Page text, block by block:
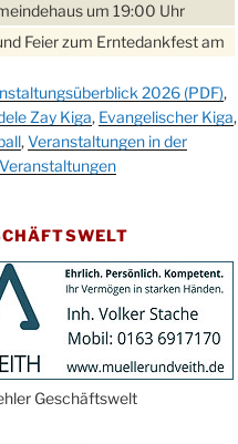
um 19:00 Uhr
Feier zum Erntedankfest am
im Stadtteilhaus
im Cafe XXS
Andacht um 18:00 Uhr in der
Gottesdienst in der
im Ev. Gemeindehaus um
MGV im Stadtteilhaus um
2026 (PDF),
Zay Kiga, Evangelischer Kiga,
,Veranstaltungen in der
Geschäftswelt